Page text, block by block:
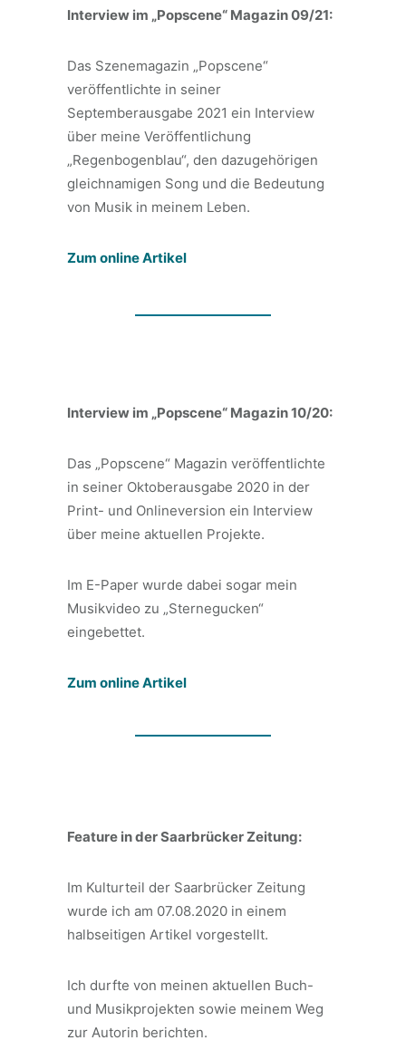
Interview im „Popscene“ Magazin 09/21:
Das Szenemagazin „Popscene“
veröffentlichte in seiner
Septemberausgabe 2021 ein Interview
über meine Veröffentlichung
„Regenbogenblau“, den dazugehörigen
gleichnamigen Song und die Bedeutung
von Musik in meinem Leben.
Zum online Artikel
Interview im „Popscene“ Magazin 10/20:
Das „Popscene“ Magazin veröffentlichte
in seiner Oktoberausgabe 2020 in der
Print- und Onlineversion ein Interview
über meine aktuellen Projekte.
Im E-Paper wurde dabei sogar mein
Musikvideo zu „Sternegucken“
eingebettet.
Zum online Artikel
Feature in der Saarbrücker Zeitung:
Im Kulturteil der Saarbrücker Zeitung
wurde ich am 07.08.2020 in einem
halbseitigen Artikel vorgestellt.
Ich durfte von meinen aktuellen Buch-
und Musikprojekten sowie meinem Weg
zur Autorin berichten.